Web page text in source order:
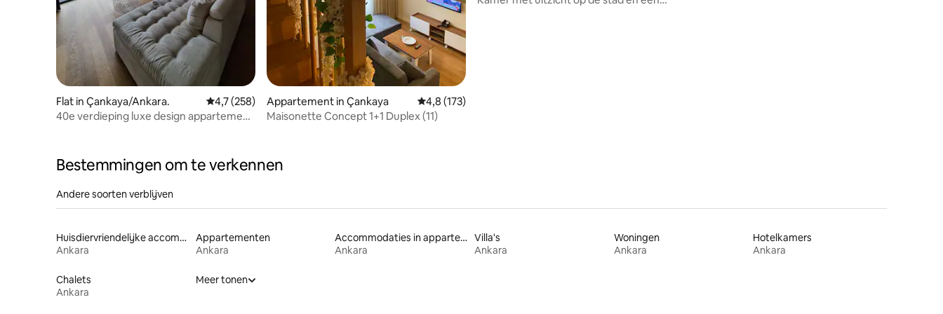
Flat in Çankaya/Ankara. Gemiddelde beoordeling van 4,7 op 5, 258 recensies
4,7 (258)
40e verdieping luxe design appartement
Appartement in Çankaya Gemiddelde beoordeling van 4,8 op 5, 173 recensies
4,8 (173)
Maisonette Concept 1+1 Duplex (11)
Bestemmingen om te verkennen
Andere soorten verblijven
Huisdiervriendelijke accommodaties
Ankara
Appartementen
Ankara
Accommodaties in appartementen met diensten
Ankara
Villa's
Ankara
Woningen
Ankara
Hotelkamers
Ankara
Chalets
Ankara
Meer tonen